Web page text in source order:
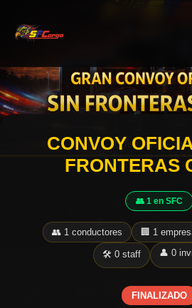
CONVOY
FRONTERAS
👥 1 en SFC
👥 1 conductores 🏢 1
🛠️ 0 staff 👤 0
FINALIZADO